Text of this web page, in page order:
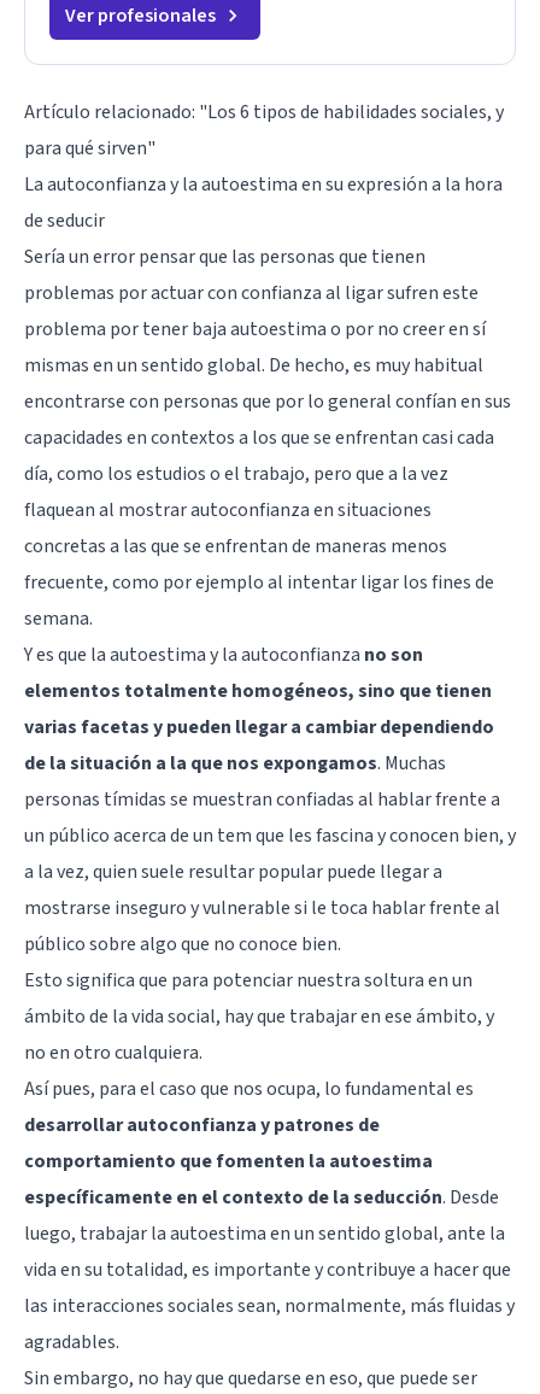
Ver profesionales
Artículo relacionado: "Los 6 tipos de habilidades sociales, y
para qué sirven"
La autoconfianza y la autoestima en su expresión a la hora
de seducir
Sería un error pensar que las personas que tienen
problemas por actuar con confianza al ligar sufren este
problema por tener baja autoestima o por no creer en sí
mismas en un sentido global. De hecho, es muy habitual
encontrarse con personas que por lo general confían en sus
capacidades en contextos a los que se enfrentan casi cada
día, como los estudios o el trabajo, pero que a la vez
flaquean al mostrar autoconfianza en situaciones
concretas a las que se enfrentan de maneras menos
frecuente, como por ejemplo al intentar ligar los fines de
semana.
Y es que la autoestima y la autoconfianza no son
elementos totalmente homogéneos, sino que tienen
varias facetas y pueden llegar a cambiar dependiendo
de la situación a la que nos expongamos. Muchas
personas tímidas se muestran confiadas al hablar frente a
un público acerca de un tem que les fascina y conocen bien, y
a la vez, quien suele resultar popular puede llegar a
mostrarse inseguro y vulnerable si le toca hablar frente al
público sobre algo que no conoce bien.
Esto significa que para potenciar nuestra soltura en un
ámbito de la vida social, hay que trabajar en ese ámbito, y
no en otro cualquiera.
Así pues, para el caso que nos ocupa, lo fundamental es
desarrollar autoconfianza y patrones de
comportamiento que fomenten la autoestima
específicamente en el contexto de la seducción. Desde
luego, trabajar la autoestima en un sentido global, ante la
vida en su totalidad, es importante y contribuye a hacer que
las interacciones sociales sean, normalmente, más fluidas y
agradables.
Sin embargo, no hay que quedarse en eso, que puede ser